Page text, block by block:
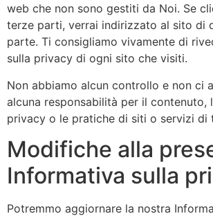
web che non sono gestiti da Noi. Se
terze parti, verrai indirizzato al sito di
parte. Ti consigliamo vivamente di
sulla privacy di ogni sito che visiti.
Non abbiamo alcun controllo e non ci
alcuna responsabilità per il contenuto,
privacy o le pratiche di siti o servizi di
Modifiche alla
Informativa sulla
Potremmo aggiornare la nostra